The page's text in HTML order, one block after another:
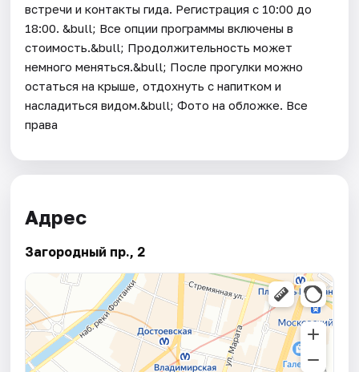
встречи и контакты гида. Регистрация с 10:00 до
18:00. &bull; Все опции программы включены в
стоимость.&bull; Продолжительность может
немного меняться.&bull; После прогулки можно
остаться на крыше, отдохнуть с напитком и
насладиться видом.&bull; Фото на обложке. Все
права
Адрес
Загородный пр., 2